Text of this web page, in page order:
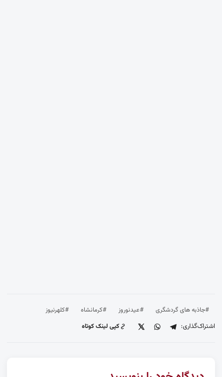
#جاذبه های گردشگری #عیدنوروز #کرمانشاه
#کلهرنیوز
اشتراک‌گذاری:
کپی لینک کوتاه